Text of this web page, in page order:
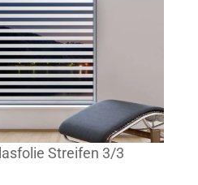
Streifen 3/3